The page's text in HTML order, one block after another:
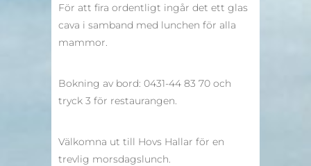
För att fira ordentligt ingår det ett glas
cava i samband med lunchen för alla
mammor.
Bokning av bord: 0431-44 83 70 och
tryck 3 för restaurangen.
Välkomna ut till Hovs Hallar för en
trevlig morsdagslunch.